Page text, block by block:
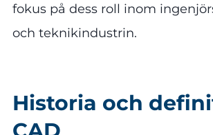
fokus på dess roll inom
och teknikindustrin.
Historia och